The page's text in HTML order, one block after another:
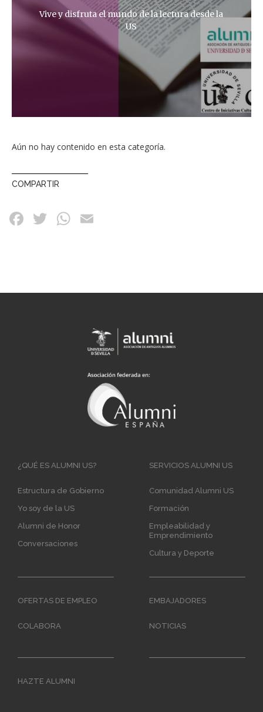
Vive y disfruta el mundo de la lectura desde la
US
Aún no hay contenido en esta categoría.
COMPARTIR
Main
¿QUÉ ES ALUMNI US?
Estructura de Gobierno
Yo soy de la US
Alumni de Honor
Conversaciones
SERVICIOS ALUMNI US
Comunidad Alumni US
Formación
Empleabilidad y
Emprendimiento
Cultura y Deporte
OFERTAS DE EMPLEO EMBAJADORES
COLABORA NOTICIAS
HAZTE ALUMNI